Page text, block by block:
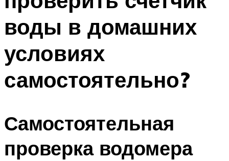
БАССЕЙН ДЛЯ ДОМА
МЕНЮ
воды в домашних
условиях
самостоятельно?
Самостоятельная
проверка водомера